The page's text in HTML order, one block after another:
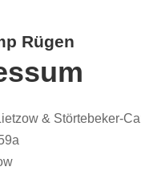
Rügen
& Störtebeker-